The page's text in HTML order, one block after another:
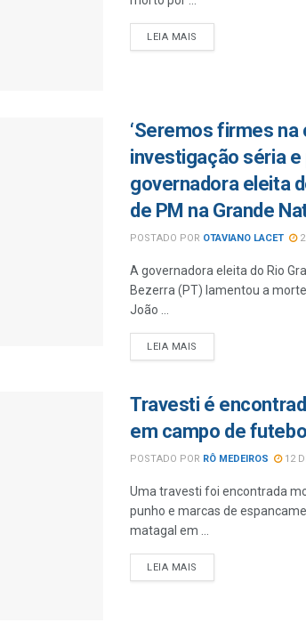
LEIA MAIS
‘Seremos firmes na
investigação séria e
governadora eleita
de PM na Grande
POSTADO POR OTAVIANO LACET
A governadora eleita do Rio
Bezerra (PT) lamentou a
João ...
LEIA MAIS
Travesti é
em campo de
POSTADO POR RÔ MEDEIROS 12
Uma travesti foi encontrada
punho e marcas de
matagal em ...
LEIA MAIS